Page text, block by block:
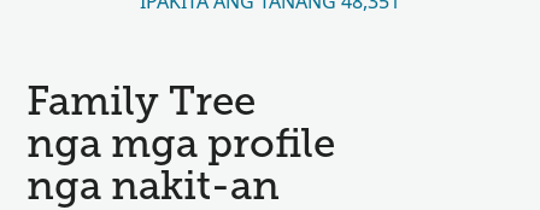
Family Tree
nga mga profile
nga nakit-an